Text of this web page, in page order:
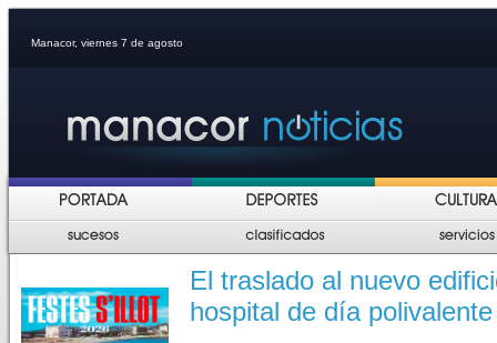
Manacor, viernes 7 de agosto
El traslado al nuevo
hospital de día polivalente